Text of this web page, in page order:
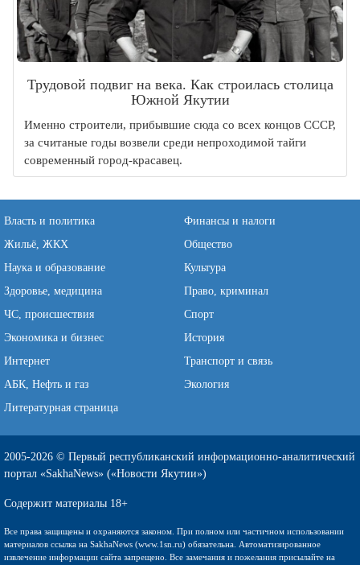
Трудовой подвиг на века. Как строилась столица
Южной Якутии
Именно строители, прибывшие сюда со всех концов СССР,
за считаные годы возвели среди непроходимой тайги
современный город-красавец.
Власть и политика
Финансы и налоги
Жильё, ЖКХ
Общество
Наука и образование
Культура
Здоровье, медицина
Право, криминал
ЧС, происшествия
Спорт
Экономика и бизнес
История
Интернет
Транспорт и связь
АБК, Нефть и газ
Экология
Литературная страница
2005-2026 © Первый республиканский информационно-аналитический
портал «SakhaNews» («Новости Якутии»)
Содержит материалы 18+
Все права защищены и охраняются законом. При полном или частичном использовании
материалов ссылка на SakhaNews (www.1sn.ru) обязательна. Автоматизированное
извлечение информации сайта запрещено. Все замечания и пожелания присылайте на